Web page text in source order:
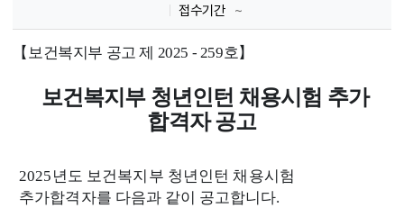
접수기간 ~
【 보건복지부 공고 제 2025 - 259호】
보건복지부 청년인턴 채용시험 추가
합격자 공고
2025 년도 보건복지부 청년인턴 채용시험
추가합격자를 다음과 같이 공고합니다.